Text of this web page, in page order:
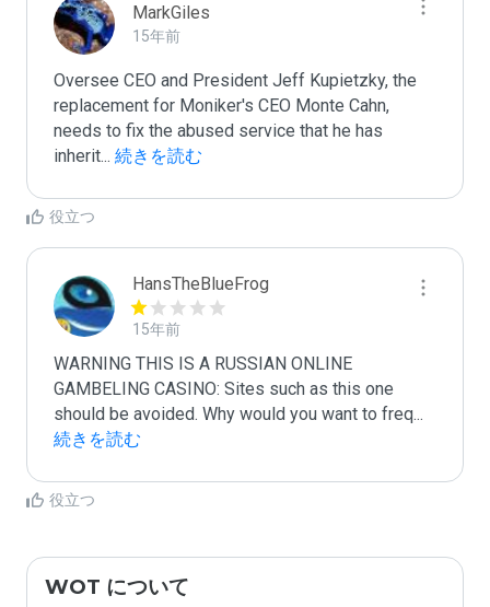
MarkGiles
15年前
Oversee CEO and President Jeff Kupietzky, the
replacement for Moniker's CEO Monte Cahn,
needs to fix the abused service that he has
inherit... 続きを読む
役立つ
HansTheBlueFrog
15年前
WARNING THIS IS A RUSSIAN ONLINE
GAMBELING CASINO: Sites such as this one
should be avoided. Why would you want to freq...
続きを読む
役立つ
WOT について